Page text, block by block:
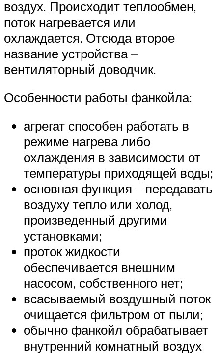
воздух. Происходит теплообмен,
поток нагревается или
охлаждается. Отсюда второе
название устройства –
вентиляторный доводчик.
Особенности работы фанкойла:
агрегат способен работать в
режиме нагрева либо
охлаждения в зависимости от
температуры приходящей воды;
основная функция – передавать
воздуху тепло или холод,
произведенный другими
установками;
проток жидкости
обеспечивается внешним
насосом, собственного нет;
всасываемый воздушный поток
очищается фильтром от пыли;
обычно фанкойл обрабатывает
внутренний комнатный воздух